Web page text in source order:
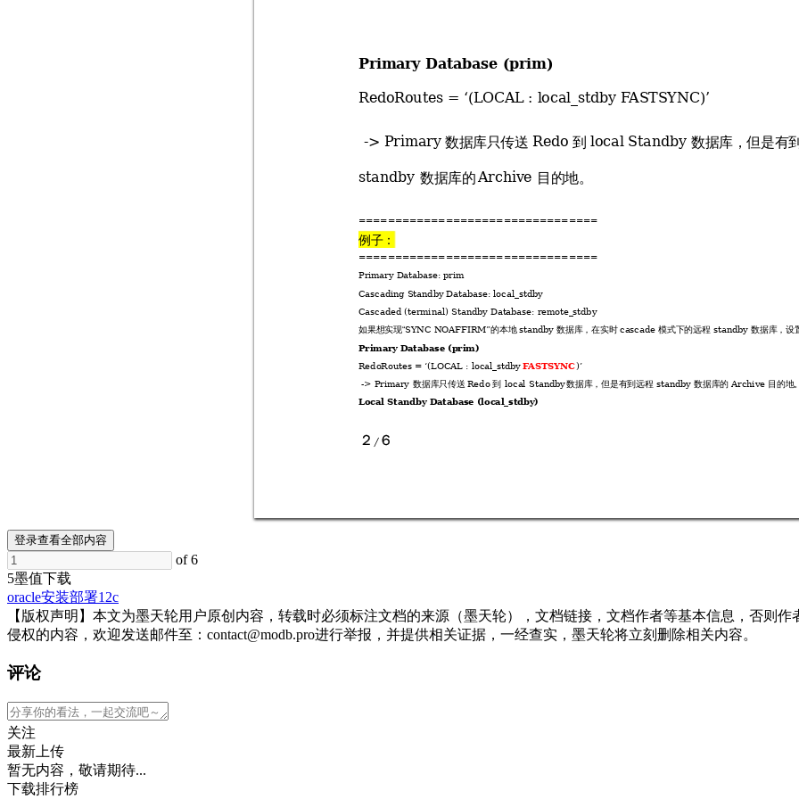
Primary Database (prim)
RedoRoutes = ‘(LOCAL : local_stdby FASTSYNC)’
-> Primary 数据库只传送 Redo 到 local Standby 数据库，但是有
standby 数据库的 Archive 目的地。
=================================
例子：
=================================
Primary Database: prim
Cascading Standby Database: local_stdby
Cascaded (terminal) Standby Database: remote_stdby
如果想实现“SYNC NOAFFIRM”的本地 standby 数据库，在实时 cascade 模式下的远程 standby 数据库，设
Primary Database (prim)
RedoRoutes = ‘(LOCAL : local_stdby FASTSYNC )’
-> Primary 数据库只传送 Redo 到 local Standby 数据库，但是有到远程 standby 数据库的 Archive 目的地。
Local Standby Database (local_stdby)
2 / 6
登录查看全部内容
of 6
5墨值下载
oracle安装部署12c
【版权声明】本文为墨天轮用户原创内容，转载时必须标注文档的来源（墨天轮），文档链接，文档作者等基本信息，否则
侵权的内容，欢迎发送邮件至：contact@modb.pro进行举报，并提供相关证据，一经查实，墨天轮将立刻删除相关内容。
评论
关注
最新上传
暂无内容，敬请期待...
下载排行榜